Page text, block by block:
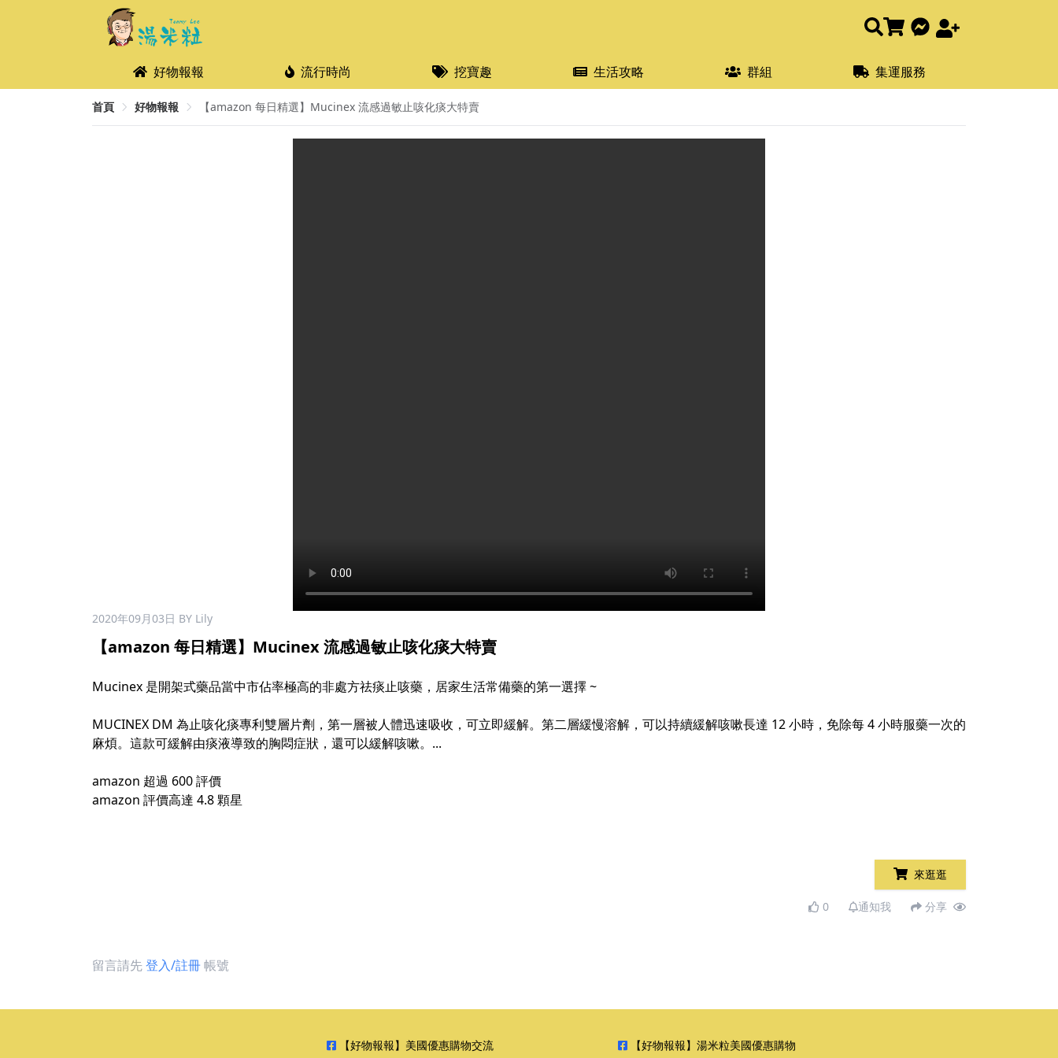
好物報報 流行時尚 挖寶趣 生活攻略 群組 集運服務
首頁 好物報報 【amazon 每日精選】Mucinex 流感過敏止咳化痰大特賣
2020年09月03日 BY Lily
【amazon 每日精選】Mucinex 流感過敏止咳化痰大特賣
Mucinex 是開架式藥品當中市佔率極高的非處方祛痰止咳藥，居家生活常備藥的第一選擇 ~
MUCINEX DM 為止咳化痰專利雙層片劑，第一層被人體迅速吸收，可立即緩解。第二層緩慢溶解，可以持續緩解咳嗽長達 12 小時，免除每 4 小時服藥一次的
麻煩。這款可緩解由痰液導致的胸悶症狀，還可以緩解咳嗽。...
amazon 超過 600 評價
amazon 評價高達 4.8 顆星
來逛逛
0 通知我 分享
留言請先登入/註冊帳號
【好物報報】美國優惠購物交流 【好物報報】湯米粒美國優惠購物